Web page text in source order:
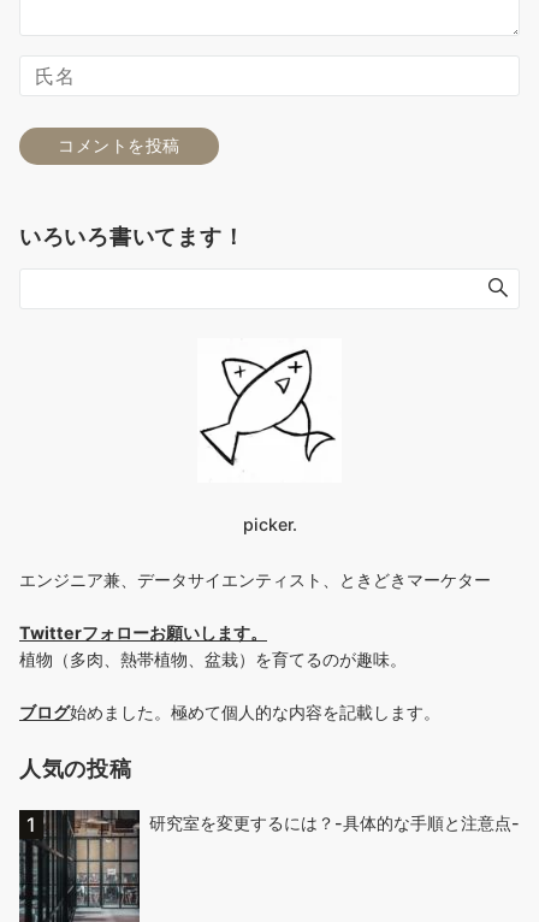
いろいろ書いてます！
picker.
エンジニア兼、データサイエンティスト、ときどきマーケター
Twitterフォローお願いします。
植物（多肉、熱帯植物、盆栽）を育てるのが趣味。
ブログ始めました。極めて個人的な内容を記載します。
人気の投稿
研究室を変更するには？-具体的な手順と注意点-